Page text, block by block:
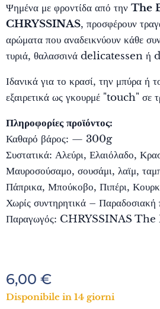
Ψημένα με φροντίδα από την The
CHRYSSINAS, προσφέρουν
αρώματα που αναδεικνύουν κάθε
τυριά, θαλασσινά delicatessen ή
Ιδανικά για το κρασί, την μπύρα ή
εξαιρετικά ως γκουρμέ "touch" σε
Πληροφορίες προϊόντος:
Καθαρό βάρος: — 300g
Συστατικά: Αλεύρι, Ελαιόλαδο,
Μαυροσούσαμο, σουσάμι, λαϊμ,
Πάπρικα, Μπούκοβο, Πιπέρι,
Χωρίς συντηρητικά – Παραδοσιακή
Παραγωγός: CHRYSSINAS
6,00 €
Disponibile in 14 giorni